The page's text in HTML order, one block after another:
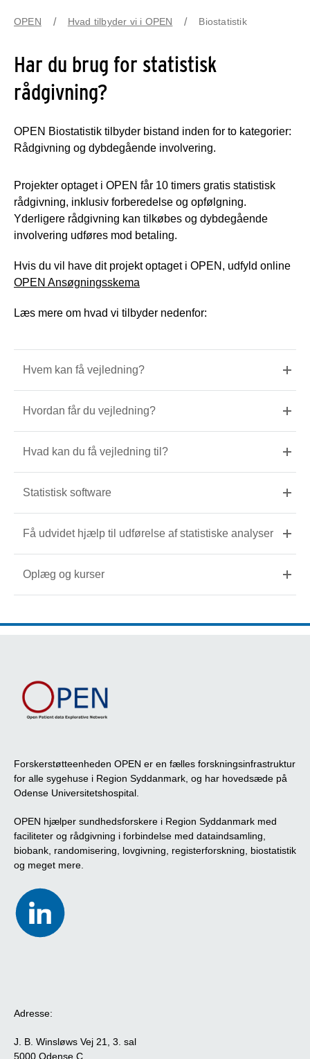
OPEN Hvad tilbyder vi i OPEN Biostatistik
Har du brug for statistisk
rådgivning?
OPEN Biostatistik tilbyder bistand inden for to kategorier:
Rådgivning og dybdegående involvering.
Projekter optaget i OPEN får 10 timers gratis statistisk
rådgivning, inklusiv forberedelse og opfølgning.
Yderligere rådgivning kan tilkøbes og dybdegående
involvering udføres mod betaling.
Hvis du vil have dit projekt optaget i OPEN, udfyld online
OPEN Ansøgningsskema
Læs mere om hvad vi tilbyder nedenfor:
Hvem kan få vejledning?
Hvordan får du vejledning?
Hvad kan du få vejledning til?
Statistisk software
Få udvidet hjælp til udførelse af statistiske analyser
Oplæg og kurser
Forskerstøtteenheden OPEN er en fælles forskningsinfrastruktur
for alle sygehuse i Region Syddanmark, og har hovedsæde på
Odense Universitetshospital.
OPEN hjælper sundhedsforskere i Region Syddanmark med
faciliteter og rådgivning i forbindelse med dataindsamling,
biobank, randomisering, lovgivning, registerforskning, biostatistik
og meget mere.
Adresse:
J. B. Winsløws Vej 21, 3. sal
5000 Odense C